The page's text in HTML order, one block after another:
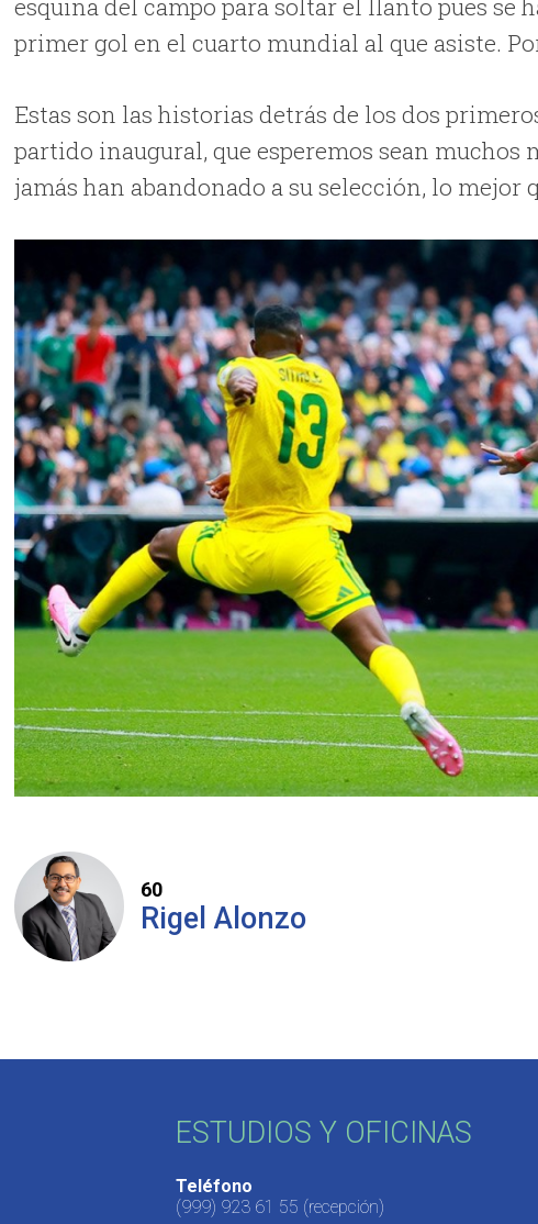
esquina del campo para soltar el llanto pues se
primer gol en el cuarto mundial al que asiste.
Estas son las historias detrás de los dos
partido inaugural, que esperemos sean muchos
jamás han abandonado a su selección, lo mejor
60
Rigel Alonzo
ESTUDIOS Y OFICINAS
Teléfono
(999) 923 61 55 (recepción)